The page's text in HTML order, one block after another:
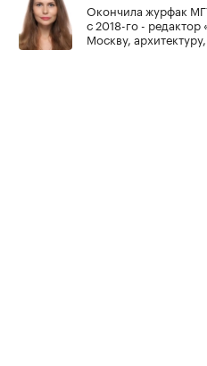
Окончила журфак
с 2018-го -
Москву,